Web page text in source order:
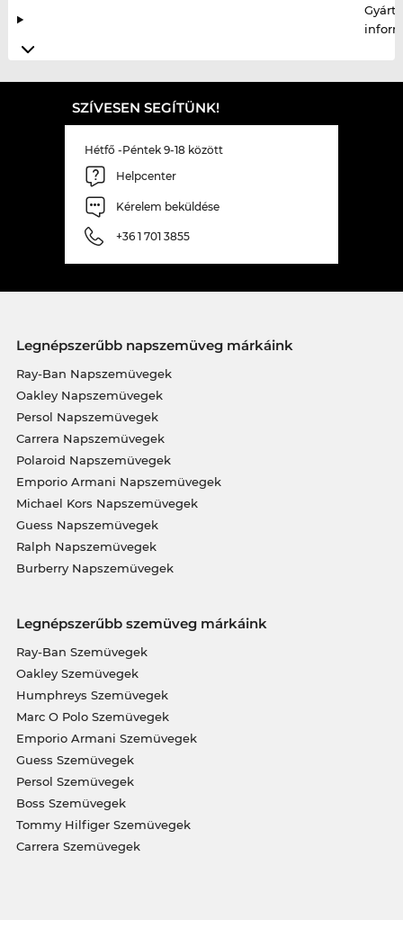
SZÍVESEN SEGÍTÜNK!
Hétfő -Péntek 9-18 között
Helpcenter
Kérelem beküldése
+36 1 701 3855
Legnépszerűbb napszemüveg márkáink
Ray-Ban Napszemüvegek
Oakley Napszemüvegek
Persol Napszemüvegek
Carrera Napszemüvegek
Polaroid Napszemüvegek
Emporio Armani Napszemüvegek
Michael Kors Napszemüvegek
Guess Napszemüvegek
Ralph Napszemüvegek
Burberry Napszemüvegek
Legnépszerűbb szemüveg márkáink
Ray-Ban Szemüvegek
Oakley Szemüvegek
Humphreys Szemüvegek
Marc O Polo Szemüvegek
Emporio Armani Szemüvegek
Guess Szemüvegek
Persol Szemüvegek
Boss Szemüvegek
Tommy Hilfiger Szemüvegek
Carrera Szemüvegek